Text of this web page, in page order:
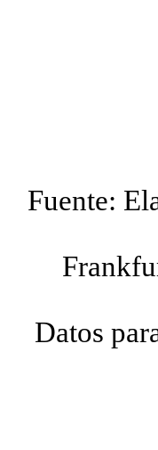
Fuente:
Datos